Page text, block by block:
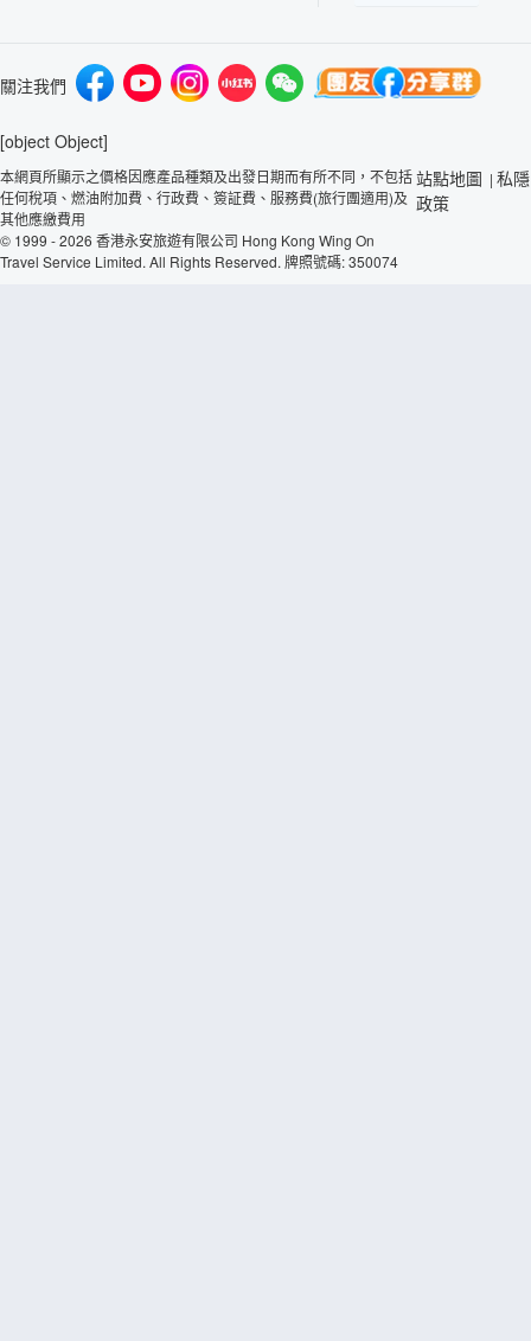
關注我們
[object Object]
本網頁所顯示之價格因應產品種類及出發日期而有所不同，不包括
任何稅項、燃油附加費、行政費、簽証費、服務費(旅行團適用)及
其他應繳費用
© 1999 - 2026 香港永安旅遊有限公司 Hong Kong Wing On
Travel Service Limited. All Rights Reserved. 牌照號碼: 350074
站點地圖 | 私隱
政策